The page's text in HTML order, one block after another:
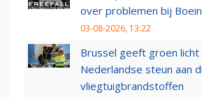
over problemen bij
03-08-2026, 13:22
Brussel geeft groen
Nederlandse steun aan
vliegtuigbrandstoffen